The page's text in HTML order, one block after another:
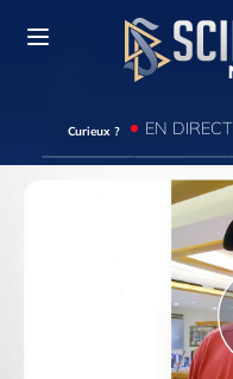
Curieux ? EN DIRECT